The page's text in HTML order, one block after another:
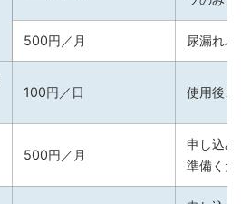
500円／月 尿漏れ
100円／日 使用後、
500円／月
申し込み
準備くだ